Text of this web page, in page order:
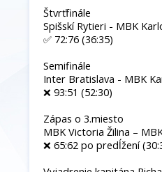
Štvrťfinále
Spišskí Rytieri - MBK
✅️ 72:76 (36:35)
Semifinále
Inter Bratislava - MBK
❌️ 93:51 (52:30)
Zápas o 3.miesto
MBK Victoria Žilina –
❌️ 65:62 po predĺžení